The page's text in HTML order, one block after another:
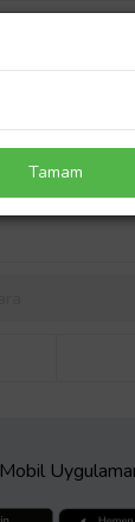
C855-10M
Tamam